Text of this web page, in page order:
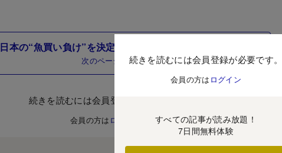
日本の“魚買い負け”を決定付ける「三重苦」とは
次のページ
続きを読むには会員登録が必要です。
会員の方は ログイン
続きを読むには会員登録が必要です。
会員の方は ログイン
すべての記事が読み放題！
7日間無料体験